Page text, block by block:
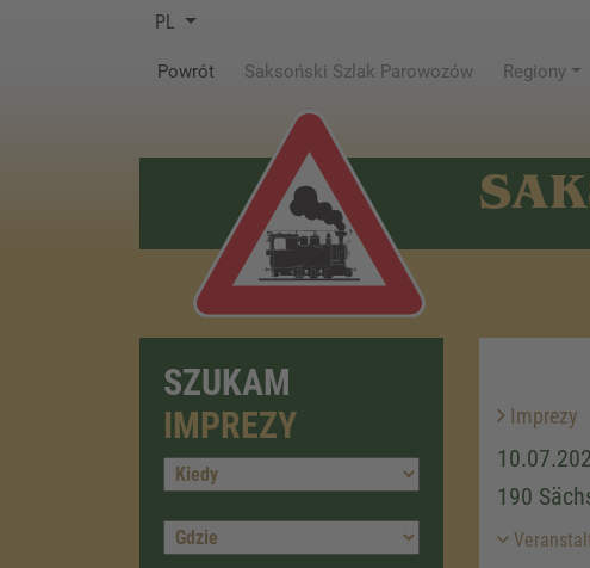
PL
Powrót (current)
Saksoński Szlak Parowozów Regiony
SZUKAM
IMPREZY
Imprezy
190